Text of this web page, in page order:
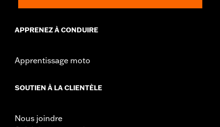
APPRENEZ À CONDUIRE
Apprentissage moto
SOUTIEN À LA CLIENTÈLE
Nous joindre